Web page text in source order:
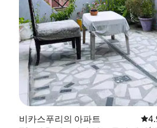
비카스푸리의 아파트 평